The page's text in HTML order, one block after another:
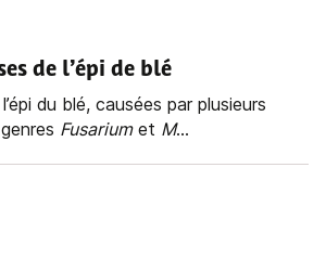
de l’épi de blé
du blé, causées par plusieurs
Fusarium et M...